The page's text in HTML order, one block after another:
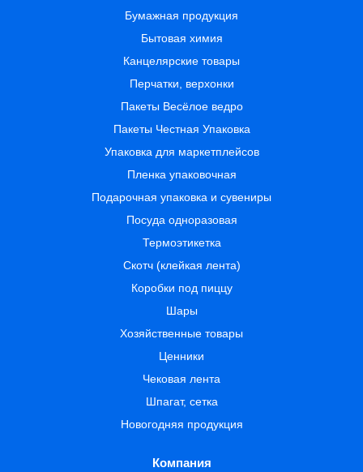
Бумажная продукция
Бытовая химия
Канцелярские товары
Перчатки, верхонки
Пакеты Весёлое ведро
Пакеты Честная Упаковка
Упаковка для маркетплейсов
Пленка упаковочная
Подарочная упаковка и сувениры
Посуда одноразовая
Термоэтикетка
Скотч (клейкая лента)
Коробки под пиццу
Шары
Хозяйственные товары
Ценники
Чековая лента
Шпагат, сетка
Новогодняя продукция
Компания